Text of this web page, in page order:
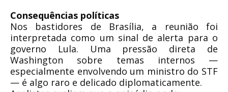
Consequências políticas
Nos bastidores de Brasília, a reunião foi
interpretada como um sinal de alerta para o
governo Lula. Uma pressão direta de
Washington sobre temas internos —
especialmente envolvendo um ministro do STF
— é algo raro e delicado diplomaticamente.